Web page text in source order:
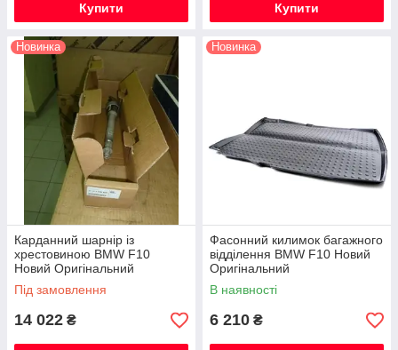
Купити Купити
Новинка
Карданний шарнір із
хрестовиною BMW F10
Новий Оригінальний
Під замовлення
14 022 ₴
Новинка
Фасонний килимок багажного
відділення BMW F10 Новий
Оригінальний
В наявності
6 210 ₴